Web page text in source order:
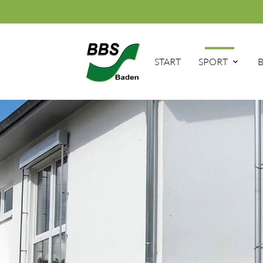
START SPORT